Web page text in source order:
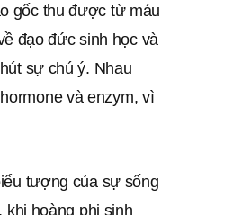
gốc thu được từ máu
đạo đức sinh học và
sự chú ý. Nhau
và enzym, vì
tượng của sự sống
khi hoàng phi sinh